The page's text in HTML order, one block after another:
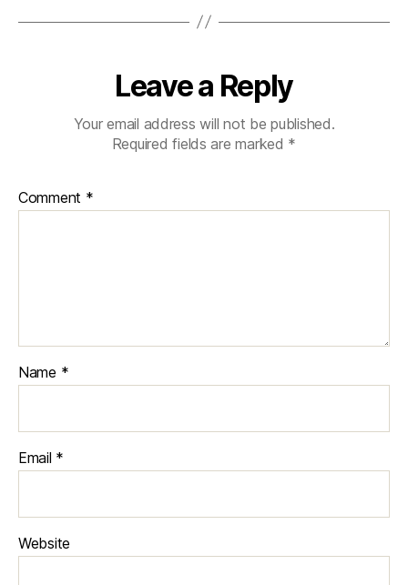
Leave a Reply
Your email address will not be published.
Required fields are marked *
Comment *
Name *
Email *
Website